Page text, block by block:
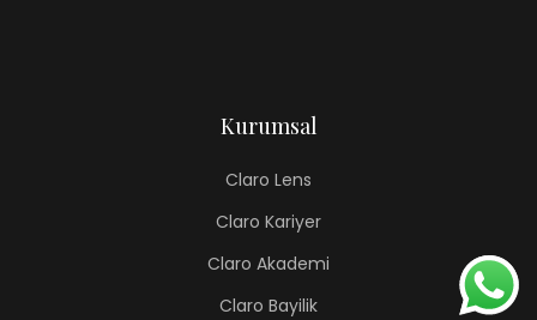
Kurumsal
Claro Lens
Claro Kariyer
Claro Akademi
Claro Bayilik